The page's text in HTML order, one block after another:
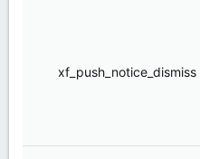
xf_push_notice_dismiss